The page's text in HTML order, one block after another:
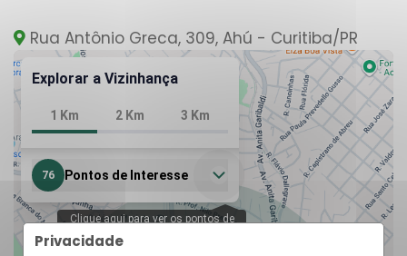
Privacidade
Rua Antônio Greca, 309, Ahú - Curitiba/PR